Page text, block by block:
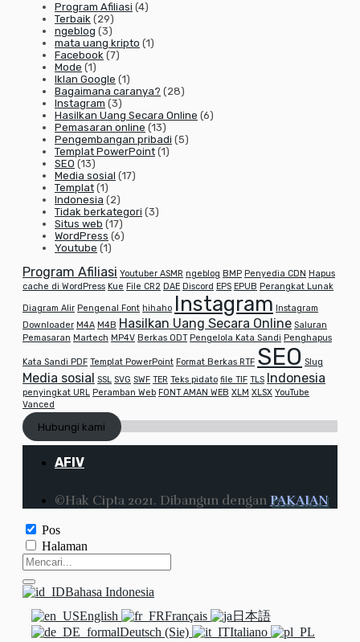
Program Afiliasi (4)
Terbaik (29)
ngeblog (3)
mata uang kripto (1)
Facebook (7)
Mode (1)
Iklan Google (1)
Bagaimana caranya? (28)
Instagram (3)
Hasilkan Uang Secara Online (6)
Pemasaran online (13)
Pengembangan pribadi (5)
Templat PowerPoint (1)
SEO (13)
Media sosial (17)
Templat (1)
Indonesia (2)
Tidak berkategori (3)
Situs web (17)
WordPress (6)
Youtube (1)
Program Afiliasi Youtuber ASMR ngeblog BMP Penyedia CDN Hapus
cache di WordPress Kue File CR2 DAE Discord EPS EPUB Perangkat Lunak
Diagram Alir Pengenal Font hihaho Instagram
Instagram
Downloader M4A M4B Hasilkan Uang Secara Online Saluran
Pemasaran Martech MP4V Berkas ODT Pengelola Kata Sandi Penghapus
Kata Sandi PDF Templat PowerPoint Format Berkas RTF SEO Slug
Media sosial SSL SVG SWF TER Teks pidato file TIF TLS Indonesia
penyingkat URL Peramban Web FONT AMAN WEB XLM XLSX YouTube
Vanced
Hubungi kami
AFIV
©Hak Cipta 2021. Dibangun dengan PAKAIAN
Pos
Halaman
Bahasa Indonesia
English
Français
日本語
Deutsch (Sie)
Italiano